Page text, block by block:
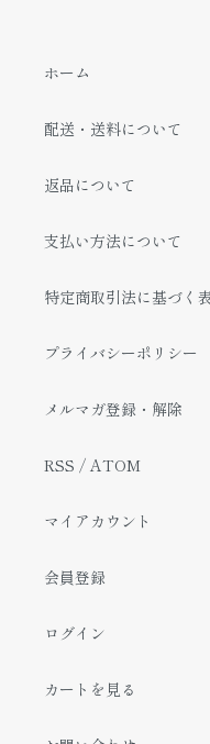
ホーム
配送・送料について
返品について
支払い方法について
特定商取引法に基づく
プライバシーポリシー
メルマガ登録・解除
RSS / ATOM
マイアカウント
会員登録
ログイン
カートを見る